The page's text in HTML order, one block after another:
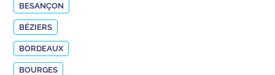
BESANÇON
BÉZIERS
BORDEAUX
BOURGES